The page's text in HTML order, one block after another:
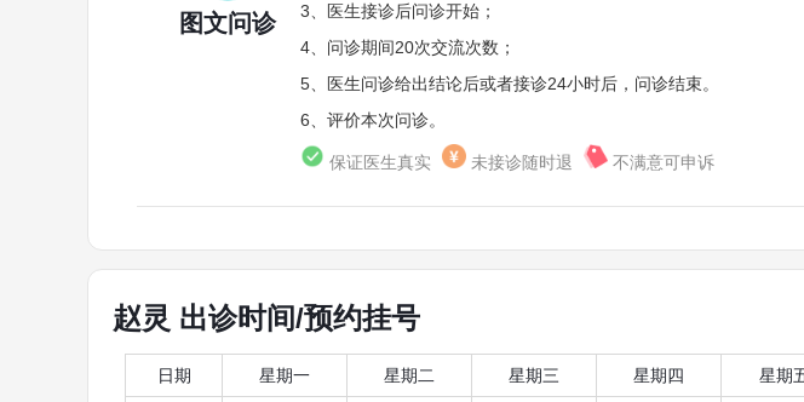
图文问诊
3、医生接诊后问诊开始；
4、问诊期间20次交流次数；
5、医生问诊给出结论后或者接诊24小时后，问诊结束。
6、评价本次问诊。
保证医生真实 未接诊随时退 不满意可申诉
赵灵 出诊时间/预约挂号
日期 星期一 星期二 星期三 星期四 星期